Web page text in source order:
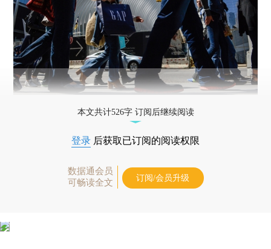
本文共计526字 订阅后继续阅读
登录 后获取已订阅的阅读权限
数据通会员
可畅读全文
订阅/会员升级